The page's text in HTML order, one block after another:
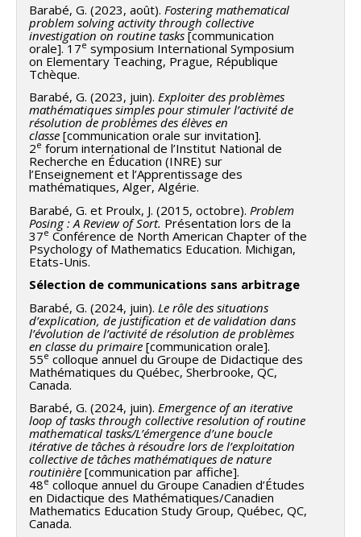
Barabé, G. (2023, août). Fostering mathematical
problem solving activity through collective
investigation on routine tasks [communication
orale]. 17e symposium International Symposium
on Elementary Teaching, Prague, République
Tchèque.
Barabé, G. (2023, juin). Exploiter des problèmes
mathématiques simples pour stimuler l’activité de
résolution de problèmes des élèves en
classe [communication orale sur invitation].
2e forum international de l’Institut National de
Recherche en Éducation (INRE) sur
l’Enseignement et l’Apprentissage des
mathématiques, Alger, Algérie.
Barabé, G. et Proulx, J. (2015, octobre). Problem
Posing : A Review of Sort. Présentation lors de la
37e Conférence de North American Chapter of the
Psychology of Mathematics Education. Michigan,
Etats-Unis.
Sélection de communications sans arbitrage
Barabé, G. (2024, juin). Le rôle des situations
d’explication, de justification et de validation dans
l’évolution de l’activité de résolution de problèmes
en classe du primaire [communication orale].
55e colloque annuel du Groupe de Didactique des
Mathématiques du Québec, Sherbrooke, QC,
Canada.
Barabé, G. (2024, juin). Emergence of an iterative
loop of tasks through collective resolution of routine
mathematical tasks/L’émergence d’une boucle
itérative de tâches à résoudre lors de l’exploitation
collective de tâches mathématiques de nature
routinière [communication par affiche].
48e colloque annuel du Groupe Canadien d’Études
en Didactique des Mathématiques/Canadien
Mathematics Education Study Group, Québec, QC,
Canada.